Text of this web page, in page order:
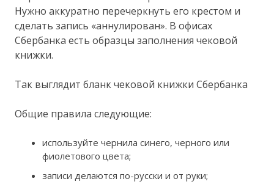
Нужно аккуратно перечеркнуть его крестом и
сделать запись «аннулирован». В офисах
Сбербанка есть образцы заполнения чековой
книжки.
Так выглядит бланк чековой книжки Сбербанка
Общие правила следующие:
используйте чернила синего, черного или
фиолетового цвета;
записи делаются по-русски и от руки;